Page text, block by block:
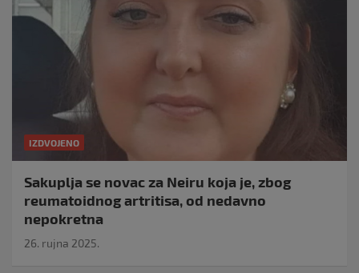
IZDVOJENO
Sakuplja se novac za Neiru koja je, zbog
reumatoidnog artritisa, od nedavno
nepokretna
26. rujna 2025.